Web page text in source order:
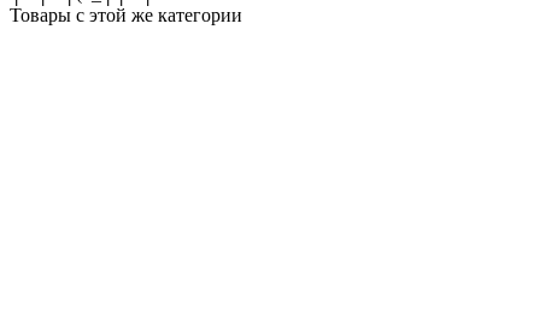
Товары с этой же категории